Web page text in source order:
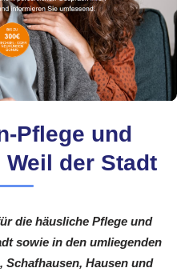
Pflege und
der Stadt
die häusliche Pflege und
sowie in den umliegenden
Schafhausen, Hausen und